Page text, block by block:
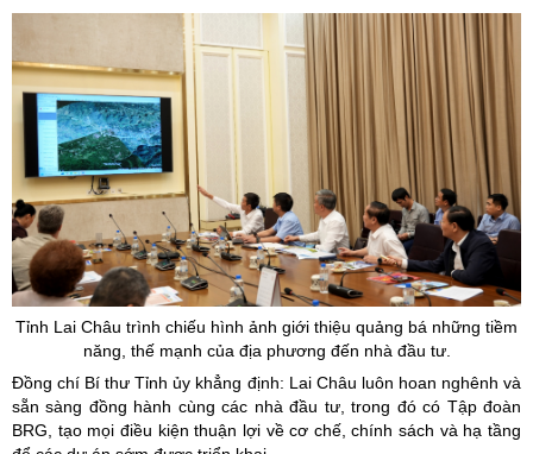
Tỉnh Lai Châu trình chiếu hình ảnh giới thiệu quảng bá những tiềm
năng, thế mạnh của địa phương đến nhà đầu tư.
Đồng chí Bí thư Tỉnh ủy khẳng định: Lai Châu luôn hoan nghênh và
sẵn sàng đồng hành cùng các nhà đầu tư, trong đó có Tập đoàn
BRG, tạo mọi điều kiện thuận lợi về cơ chế, chính sách và hạ tầng